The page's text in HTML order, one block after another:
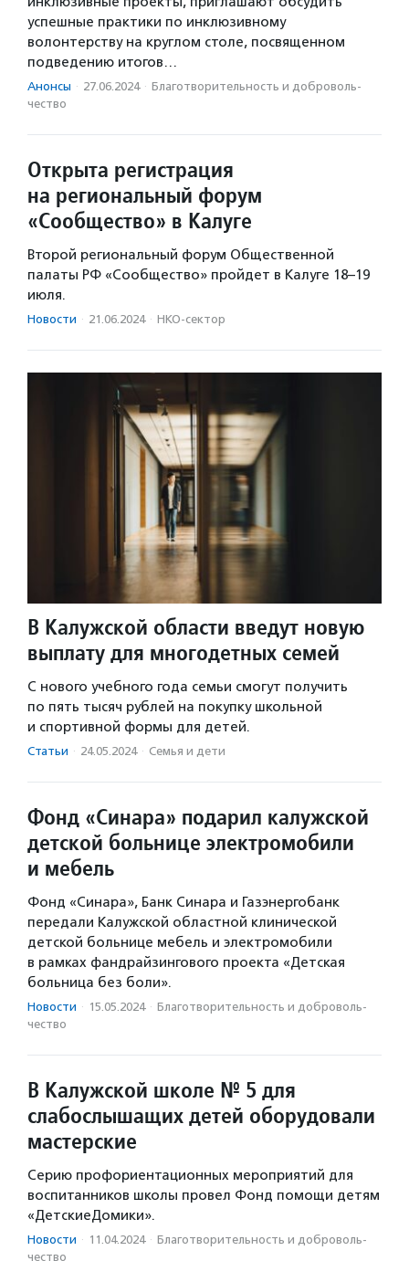
успешные практики по инклюзивному
волонтерству на круглом столе, посвященном
подведению итогов…
Анонсы · 27.06.2024 · Благотвори­тель­ность и доброволь­
чест­во
Открыта регистрация
на региональный форум
«Сообщество» в Калуге
Второй региональный форум Общественной
палаты РФ «Сообщество» пройдет в Калуге 18–19
июля.
Новости · 21.06.2024 · НКО-сектор
В Калужской области введут новую
выплату для многодетных семей
С нового учебного года семьи смогут получить
по пять тысяч рублей на покупку школьной
и спортивной формы для детей.
Статьи · 24.05.2024 · Семья и дети
Фонд «Синара» подарил калужской
детской больнице электромобили
и мебель
Фонд «Синара», Банк Синара и Газэнергобанк
передали Калужской областной клинической
детской больнице мебель и электромобили
в рамках фандрайзингового проекта «Детская
больница без боли».
Новости · 15.05.2024 · Благотвори­тель­ность и доброволь­
чест­во
В Калужской школе № 5 для
слабослышащих детей оборудовали
мастерские
Серию профориентационных мероприятий для
воспитанников школы провел Фонд помощи детям
«ДетскиеДомики».
Новости · 11.04.2024 · Благотвори­тель­ность и доброволь­
чест­во